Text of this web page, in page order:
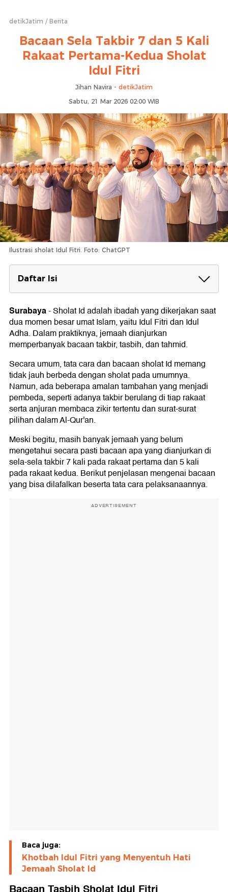
detikJatim Berita
Bacaan Sela Takbir 7 dan 5 Kali
Rakaat Pertama-Kedua Sholat
Idul Fitri
Jihan Navira - detikJatim
Sabtu, 21 Mar 2026 02:00 WIB
Ilustrasi sholat Idul Fitri. Foto: ChatGPT
Daftar Isi
Bacaan Tasbih Sholat Idul Fitri⁠
Ketentuan dan Tata Cara Sholat Idul Fitri
1. Utama dilaksanakan di lapangan
2. Anjuran dilakukan berjamaah
3. Tidak didahului azan dan iqomah
berbeda
5. Surat yang dibaca setelah Al-Fatihah
6. Khotbah setelah sholat Id
Surabaya-Sholat Id adalah ibadah yang dikerjakan saat
dua momen besar umat Islam, yaitu Idul Fitri dan Idul
Adha. Dalam praktiknya, jemaah dianjurkan
memperbanyak bacaan takbir, tasbih, dan tahmid.
Secara umum, tata cara dan bacaan sholat Id memang
tidak jauh berbeda dengan sholat pada umumnya.
Namun, ada beberapa amalan tambahan yang menjadi
pembeda, seperti adanya takbir berulang di tiap rakaat
serta anjuran membaca zikir tertentu dan surat-surat
pilihan dalam Al-Qur'an.
Meski begitu, masih banyak jemaah yang belum
mengetahui secara pasti bacaan apa yang dianjurkan di
sela-sela takbir 7 kali pada rakaat pertama dan 5 kali
pada rakaat kedua. Berikut penjelasan mengenai bacaan
yang bisa dilafalkan beserta tata cara pelaksanaannya.
ADVERTISEMENT
Baca juga:
Khotbah Idul Fitri yang Menyentuh Hati
Jemaah Sholat Id